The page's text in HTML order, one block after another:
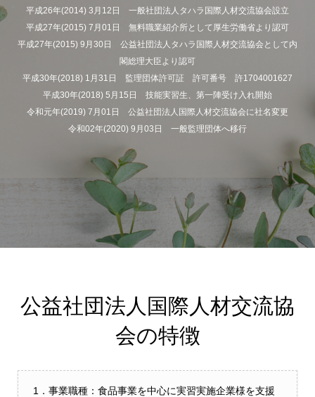
平成26年(2014) 3月12日 一般社団法人タハラ国際人材交流協会設立
平成27年(2015) 7月01日 無料職業紹介所として厚生労働省より認可
平成27年(2015) 9月30日 公益社団法人タハラ国際人材交流協会として内
閣総理大臣より認可
平成30年(2018) 1月31日 監理団体許可証 許可番号 許1704001627
平成30年(2018) 5月15日 技能実習生、第一陣受け入れ開始
令和元年(2019) 7月01日 公益社団法人国際人材交流協会に社名変更
令和02年(2020) 9月03日 一般監理団体へ移行
公益社団法人国際人材交流協
会の特徴
1．事業職種：食品事業を中心に実習実施企業様を支援